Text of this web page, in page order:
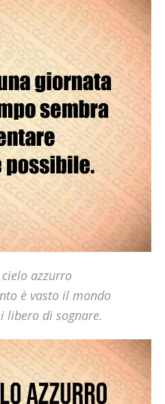
azzurro
è vasto il mondo
libero di sognare.